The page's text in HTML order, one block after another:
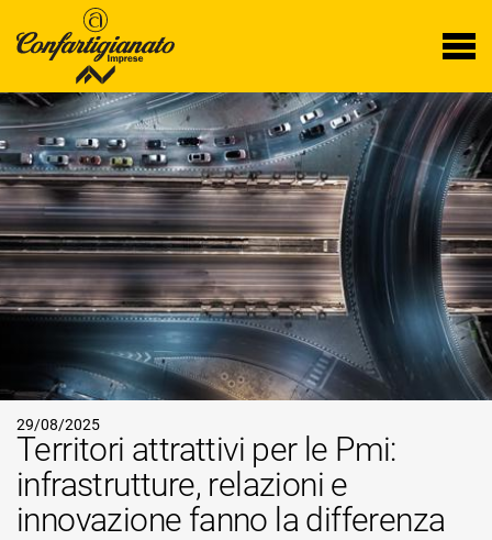
29/08/2025
Territori attrattivi per le Pmi:
infrastrutture, relazioni e
innovazione fanno la differenza